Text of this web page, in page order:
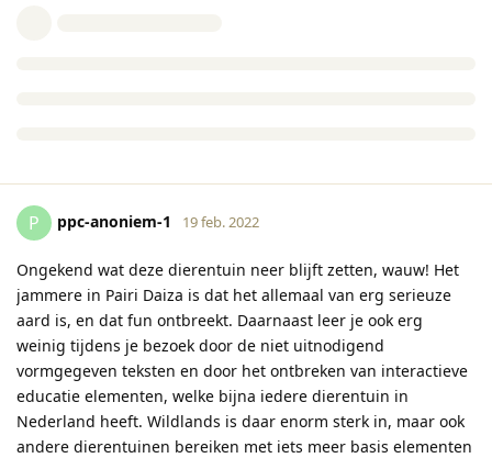
P ppc-anoniem-1 19 feb. 2022
Ongekend wat deze dierentuin neer blijft zetten, wauw! Het
jammere in Pairi Daiza is dat het allemaal van erg serieuze
aard is, en dat fun ontbreekt. Daarnaast leer je ook erg
weinig tijdens je bezoek door de niet uitnodigend
vormgegeven teksten en door het ontbreken van interactieve
educatie elementen, welke bijna iedere dierentuin in
Nederland heeft. Wildlands is daar enorm sterk in, maar ook
andere dierentuinen bereiken met iets meer basis elementen